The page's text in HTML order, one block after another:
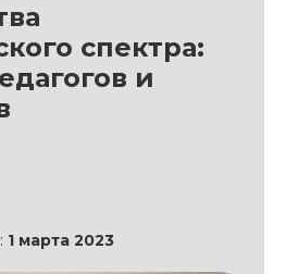
спектра:
и
1 марта 2023